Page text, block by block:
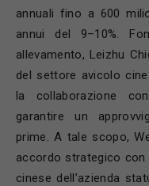
annuali fino a 600
annui del 9–10%.
allevamento, Leizhu
del settore avicolo
la collaborazione
garantire un
prime. A tale scopo,
accordo strategico con
cinese dell’azienda